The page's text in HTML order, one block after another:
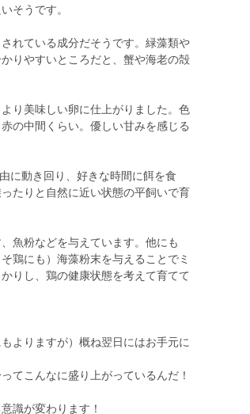
そうです。
れている成分だそうです。緑藻類や
りやすいところだと、蟹や海老の殻
り美味しい卵に仕上がりました。色
の中間くらい。優しい甘みを感じる
に動き回り、好きな時間に餌を食
たりと自然に近い状態の平飼いで育
魚粉などを与えています。他にも
鶏にも）海藻粉末を与えることでミ
りし、鶏の健康状態を考えて育てて
よりますが）概ね翌日にはお手元に
てこんなに盛り上がっているんだ！
識が変わります！